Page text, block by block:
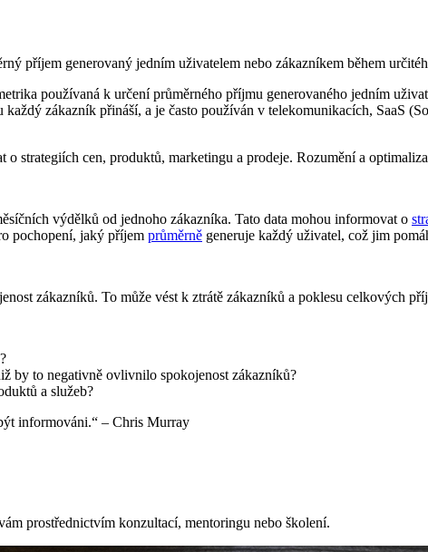
příjem generovaný jedním uživatelem nebo zákazníkem během
používaná k určení průměrného příjmu generovaného jedním
zákazník přináší, a je často používán v telekomunikacích, SaaS
strategiích cen, produktů, marketingu a prodeje. Rozumění a
výdělků od jednoho zákazníka. Tato data mohou informovat o
pochopení, jaký příjem průměrně generuje každý uživatel, což jim
zákazníků. To může vést k ztrátě zákazníků a poklesu celkových
by to negativně ovlivnilo spokojenost zákazníků?
a služeb?
informováni.“ – Chris Murray
prostřednictvím konzultací, mentoringu nebo školení.